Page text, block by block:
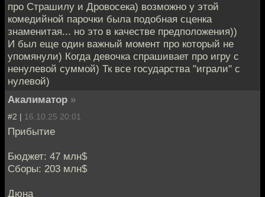
про Страшилу и Дровосека) возможно у этой
комедийной парочки была подобная сценка
знаменитая... но это в качестве предположения))
И был еще один важный момент про который не
упомянули) Когда девочка спрашивает про игру с
ненулевой суммой) Тк все государства "играли" с
нулевой)
Акалиматор »
#2 | 16.10.25 20:01
Прибытие
Бюджет: 47 млн$
Сборы: 203 млн$
Дюна